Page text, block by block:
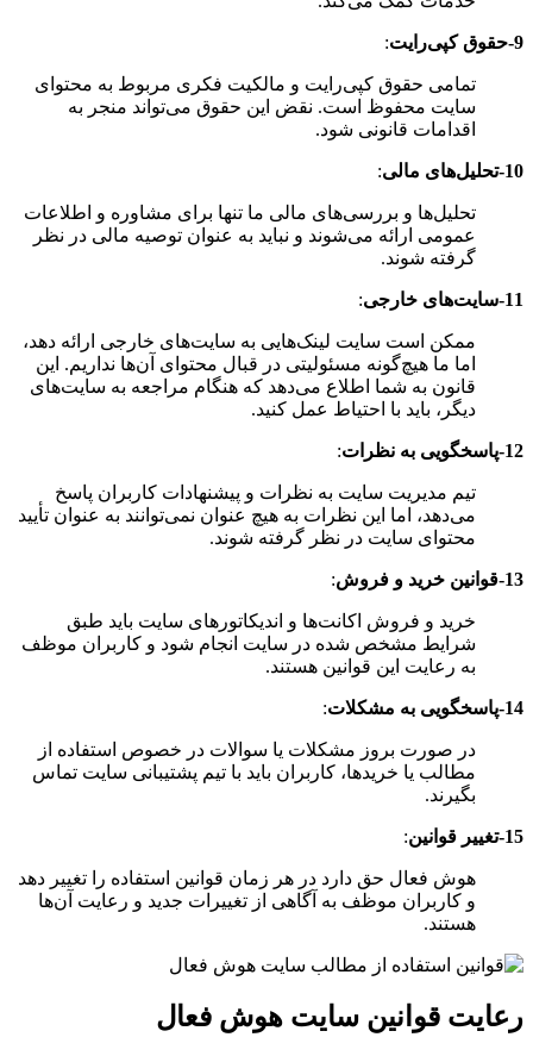
9-حقوق کپی‌رایت :
تمامی حقوق کپی‌رایت و مالکیت فکری مربوط به محتوای
سایت محفوظ است. نقض این حقوق می‌تواند منجر به
اقدامات قانونی شود.
10-تحلیل‌های مالی :
تحلیل‌ها و بررسی‌های مالی ما تنها برای مشاوره و اطلاعات
عمومی ارائه می‌شوند و نباید به عنوان توصیه مالی در نظر
گرفته شوند.
11-سایت‌های خارجی :
ممکن است سایت لینک‌هایی به سایت‌های خارجی ارائه دهد،
اما ما هیچ‌گونه مسئولیتی در قبال محتوای آن‌ها نداریم. این
قانون به شما اطلاع می‌دهد که هنگام مراجعه به سایت‌های
دیگر، باید با احتیاط عمل کنید.
12-پاسخگویی به نظرات :
تیم مدیریت سایت به نظرات و پیشنهادات کاربران پاسخ
می‌دهد، اما این نظرات به هیچ عنوان نمی‌توانند به عنوان تأیید
محتوای سایت در نظر گرفته شوند.
13-قوانین خرید و فروش :
خرید و فروش اکانت‌ها و اندیکاتورهای سایت باید طبق
شرایط مشخص شده در سایت انجام شود و کاربران موظف
به رعایت این قوانین هستند.
14-پاسخگویی به مشکلات :
در صورت بروز مشکلات یا سوالات در خصوص استفاده از
مطالب یا خریدها، کاربران باید با تیم پشتیبانی سایت تماس
بگیرند.
15-تغییر قوانین :
هوش فعال حق دارد در هر زمان قوانین استفاده را تغییر دهد
و کاربران موظف به آگاهی از تغییرات جدید و رعایت آن‌ها
هستند.
رعایت قوانین سایت هوش فعال